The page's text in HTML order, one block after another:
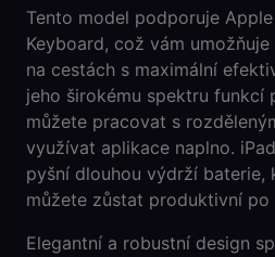
M
s
l
o
t
m
n
o
Tento model podporuje
Keyboard, což vám
na cestách s maximální
jeho širokému spektru funkcí
můžete pracovat s
využívat aplikace naplno.
pyšní dlouhou výdrží baterie,
můžete zůstat produktivní po
Elegantní a robustní design